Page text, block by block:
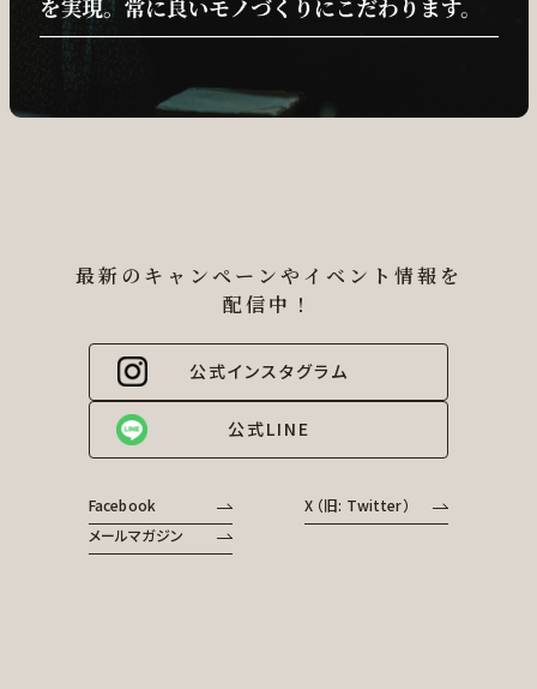
最新のキャンペーンやイベント情報を
配信中！
公式インスタグラム
公式LINE
Facebook
X （旧: Twitter）
メールマガジン